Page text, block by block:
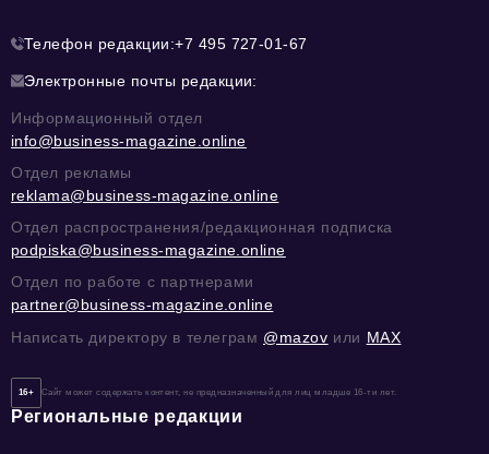
Телефон редакции:+7 495 727-01-67
Электронные почты редакции:
Информационный отдел
info@business-magazine.online
Отдел рекламы
reklama@business-magazine.online
Отдел распространения/редакционная подписка
podpiska@business-magazine.online
Отдел по работе с партнерами
partner@business-magazine.online
Написать директору в телеграм @mazov или MAX
16+ Сайт может содержать контент, не предназначенный для лиц младше 16-ти лет.
Региональные редакции